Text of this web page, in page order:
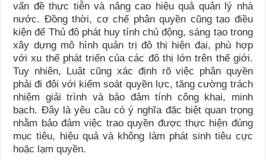
vấn đề thực tiễn và nâng cao hiệu quả quản lý nhà
nước. Đồng thời, cơ chế phân quyền cũng tạo điều
kiện để Thủ đô phát huy tính chủ động, sáng tạo trong
xây dựng mô hình quản trị đô thị hiện đại, phù hợp
với xu thế phát triển của các đô thị lớn trên thế giới.
Tuy nhiên, Luật cũng xác định rõ việc phân quyền
phải đi đôi với kiểm soát quyền lực, tăng cường trách
nhiệm giải trình và bảo đảm tính công khai, minh
bạch. Đây là yêu cầu có ý nghĩa đặc biệt quan trọng
nhằm bảo đảm việc trao quyền được thực hiện đúng
mục tiêu, hiệu quả và không làm phát sinh tiêu cực
hoặc lạm quyền.